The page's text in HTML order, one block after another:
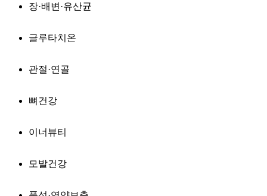
장·배변·유산균
글루타치온
관절·연골
뼈건강
이너뷰티
모발건강